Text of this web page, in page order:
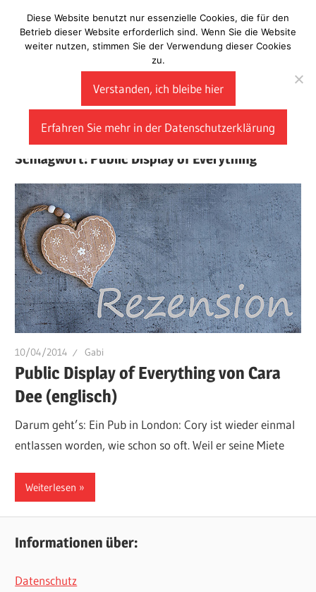
Inhalt
springen
Laberladen
Schlagwort: Public Display of Everything
10/04/2014 Gabi
Public Display of Everything von Cara
Dee (englisch)
Darum geht’s: Ein Pub in London: Cory ist wieder einmal
entlassen worden, wie schon so oft. Weil er seine Miete
Weiterlesen
Informationen über:
Datenschutz
Diese Website benutzt nur essenzielle Cookies, die für den
Betrieb dieser Website erforderlich sind. Wenn Sie die Website
weiter nutzen, stimmen Sie der Verwendung dieser Cookies
zu.
Verstanden, ich bleibe hier
Erfahren Sie mehr in der Datenschutzerklärung